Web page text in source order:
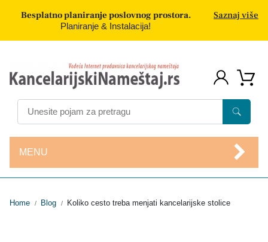
Besplatno planiranje poslovnog prostora.
Planiranje & Instalacija!
Saznaj više
MENU
Home / Blog / Koliko cesto treba menjati kancelarijske stolice